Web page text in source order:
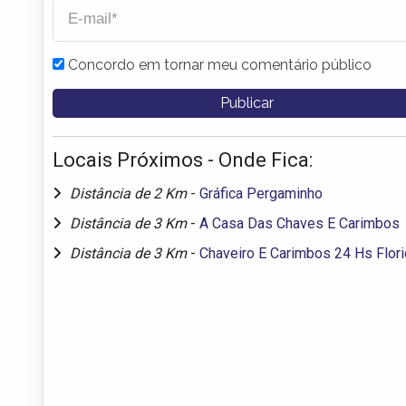
Concordo em tornar meu comentário público
Locais Próximos - Onde Fica:
Distância de 2 Km - Gráfica Pergaminho
Distância de 3 Km - A Casa Das Chaves E Carimbos
Distância de 3 Km - Chaveiro E Carimbos 24 Hs